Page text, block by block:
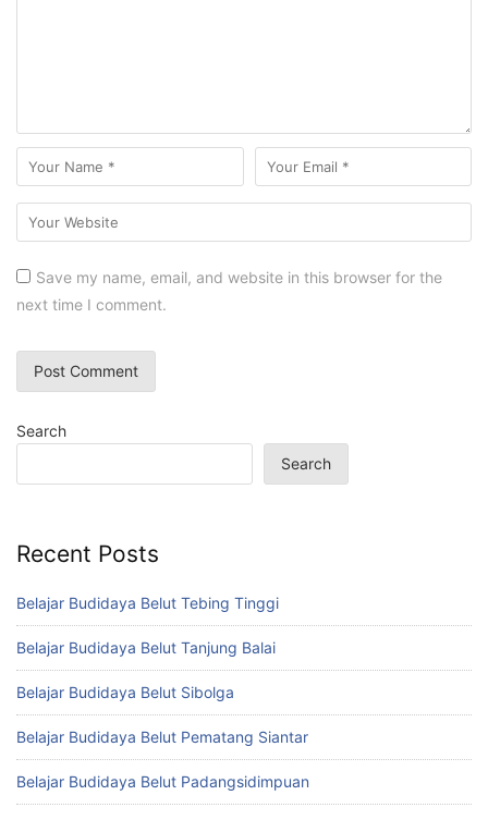
Save my name, email, and website in this browser for the
next time I comment.
Search
Search
Recent Posts
Belajar Budidaya Belut Tebing Tinggi
Belajar Budidaya Belut Tanjung Balai
Belajar Budidaya Belut Sibolga
Belajar Budidaya Belut Pematang Siantar
Belajar Budidaya Belut Padangsidimpuan